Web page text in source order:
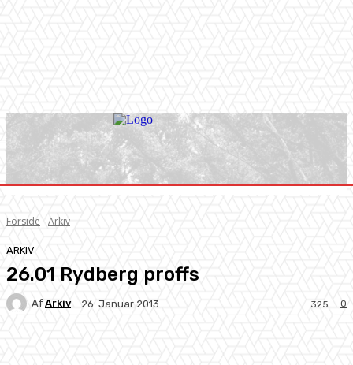
Forside Arkiv
ARKIV
26.01 Rydberg proffs
Af Arkiv 26. Januar 2013 0
325